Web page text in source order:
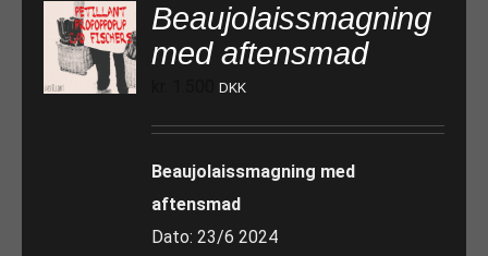
Beaujolaissmagning
med aftensmad
DKK
Beaujolaissmagning med
aftensmad
Dato: 23/6 2024